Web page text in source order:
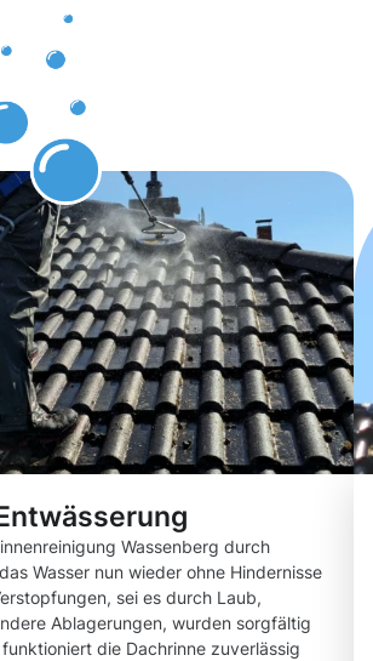
Wassenberg durch
Wasser nun wieder ohne Hindernisse
sei es durch Laub,
Ablagerungen, wurden sorgfältig
die Dachrinne zuverlässig